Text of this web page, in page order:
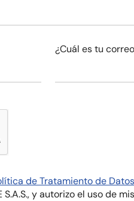
¿Cuál es tu
de Tratamiento de
S.A.S., y autorizo el uso